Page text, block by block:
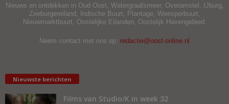
Nieuws en ontdekken in Oud Oost, Watergraafsmeer, Overamstel, IJburg,
Zeeburgereiland, Indische Buurt, Plantage, Weesperbuurt,
Nieuwmarktbuurt, Oostelijke Eilanden, Oostelijk Havengebied.
Neem contact met ons op: redactie@oost-online.nl
Nieuwste berichten
Films van Studio/K in week 32